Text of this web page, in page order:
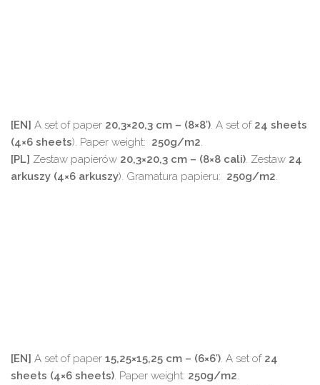
[EN] A set of paper 20,3×20,3 cm – (8×8′) . A set of24 sheets
(4×6 sheets). Paper weight: 250g/m2
[PL] Zestaw papierów 20,3×20,3 cm – (8×8 cali) . Zestaw 24
arkuszy (4×6 arkuszy). Gramatura papieru: 250g/m2
[EN] A set of paper 15,25×15,25 cm – (6×6′) . A set of24
sheets (4×6 sheets) . Paper weight: 250g/m2